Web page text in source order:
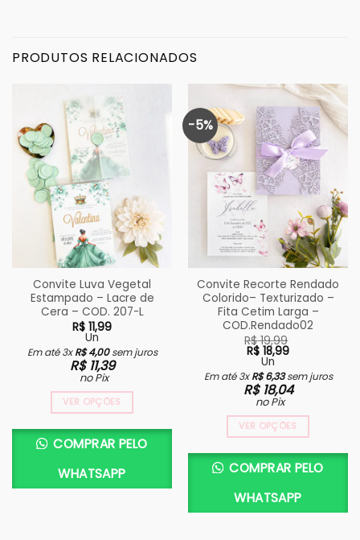
PRODUTOS RELACIONADOS
Convite Luva Vegetal
Estampado – Lacre de
Cera – COD. 207-L
R$ 11,99
Un
Em até 3xR$4,00sem juros
R$11,39
no Pix
VER OPÇÕES
COMPRAR PELO
WHATSAPP
-5%
Convite Recorte Rendado
Colorido– Texturizado –
Fita Cetim Larga –
COD.Rendado02
R$19,99
O
preço
original
era:
R$ 19,99.
R$ 18,99
O
preço
atual
é:
R$ 18,99.
Un
Em até 3xR$6,33sem juros
R$18,04
no Pix
VER OPÇÕES
COMPRAR PELO
WHATSAPP